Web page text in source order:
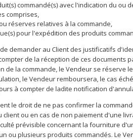
commandé(s) avec l'indication du ou
comprises,
réserves relatives à la commande,
pour l'expédition des produits
demander au Client des justificatifs
de la réception de ces documents
de la commande, le Vendeur se réserve
le Vendeur remboursera, le cas
à compter de ladite notification
le droit de ne pas confirmer la
ou en cas de non paiement d'une
prévisible concernant la fourniture
ou plusieurs produits commandés. Le